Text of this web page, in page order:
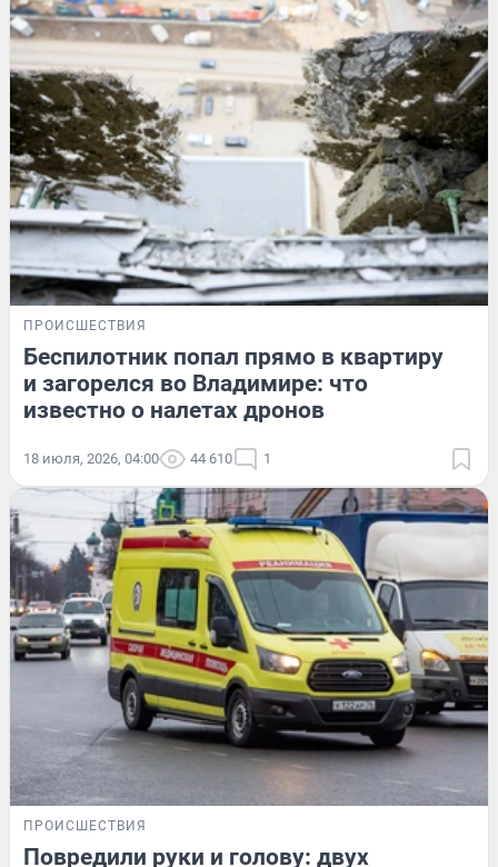
ПРОИСШЕСТВИЯ
Беспилотник попал прямо в квартиру
и загорелся во Владимире: что
известно о налетах дронов
18 июля, 2026, 04:00 44 610 1
ПРОИСШЕСТВИЯ
Повредили руки и голову: двух